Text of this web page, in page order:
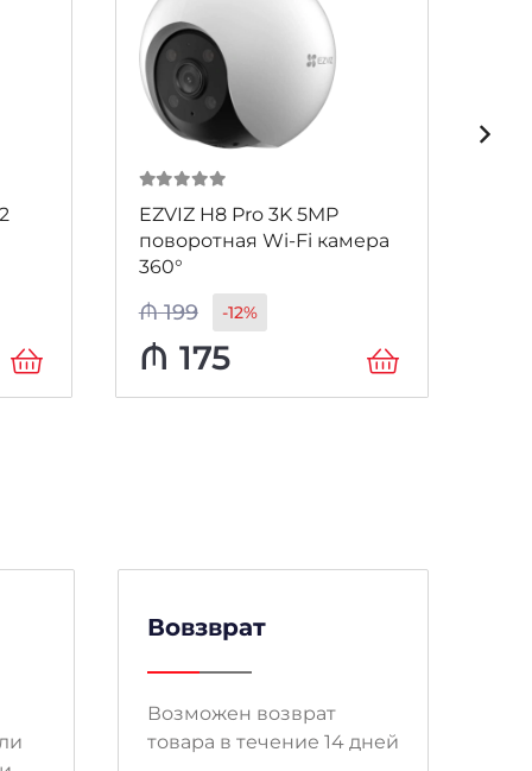
EZVIZ H8 Pro 3K 5MP
поворотная Wi-Fi камера
360°
₼199 -12%
₼ 175
Вовзврат
Возможен возврат
товара в течение 14 дней